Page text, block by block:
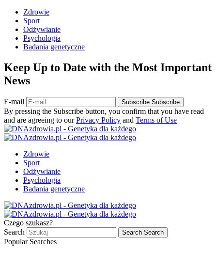
Zdrowie
Sport
Odżywianie
Psychologia
Badania genetyczne
Keep Up to Date with the Most Important
News
E-mail Subscribe Subscribe
By pressing the Subscribe button, you confirm that you have read
and are agreeing to ourPrivacy Policy and Terms of Use
Zdrowie
Sport
Odżywianie
Psychologia
Badania genetyczne
Czego szukasz?
Search
Search Search
Popular Searches